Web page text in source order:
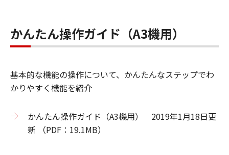
かんたん操作ガイド（A3機用）
基本的な機能の操作について、かんたんなステップでわ
かりやすく機能を紹介
かんたん操作ガイド（A3機用） 2019年1月18日更
新 （PDF：19.1MB）